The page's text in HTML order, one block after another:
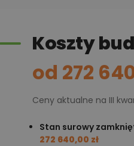
Koszty
od 272
Ceny aktualne na III
Stan surowy
272 640,00 zł